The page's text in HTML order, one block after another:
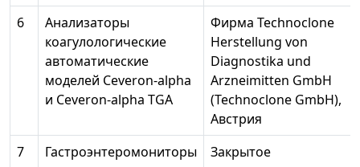
6
Анализаторы
коагулологические
автоматические
моделей Ceveron-alpha
и Ceveron-alpha TGA
Фирма Technoclone
Herstellung von
Diagnostika und
Arzneimitten GmbH
(Technoclone GmbH),
Австрия
7
Гастроэнтеромониторы
Закрытое